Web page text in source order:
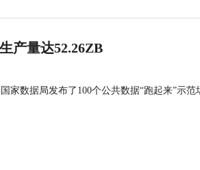
产量达52.26ZB
家数据局发布了100个公共数据“跑起来”示